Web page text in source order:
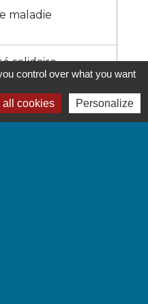
maladie
solidaire
control over what you want
all cookies Personalize